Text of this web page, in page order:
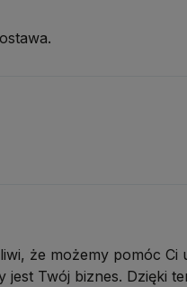
że możemy pomóc
jest Twój biznes. Dzięki